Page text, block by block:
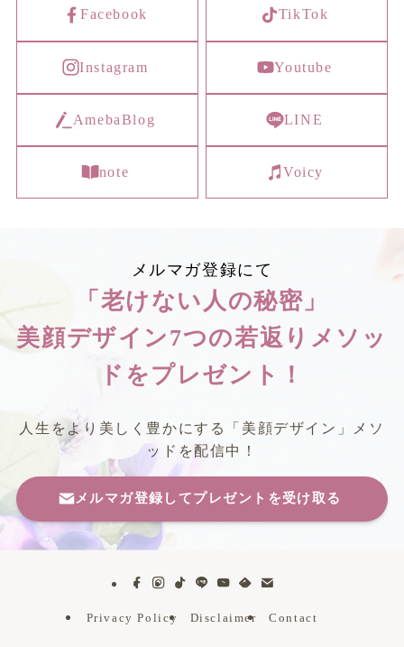
Facebook TikTok
Instagram Youtube
AmebaBlog LINE
note Voicy
メルマガ登録にて
「老けない人の秘密」
美顔デザイン7つの若返りメソッ
ドをプレゼント！
人生をより美しく豊かにする「美顔デザイン」メソ
ッドを配信中！
メルマガ登録してプレゼントを受け取る
Privacy Policy Disclaimer Contact